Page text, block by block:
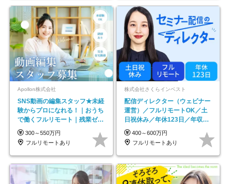
Apollon株式会社
SNS動画の編集スタッフ★未経
験からプロになれる！｜おうち
で働くフルリモート｜残業ゼロ
で18時退勤◎
300～550万円
フルリモートあり
株式会社さくらインベスト
配信ディレクター（ウェビナー
運営）／フルリモートOK／土
日祝休み／年休123日／年収
600万円可
400～600万円
フルリモートあり